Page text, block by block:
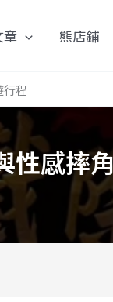
章 熊店鋪
程
感摔